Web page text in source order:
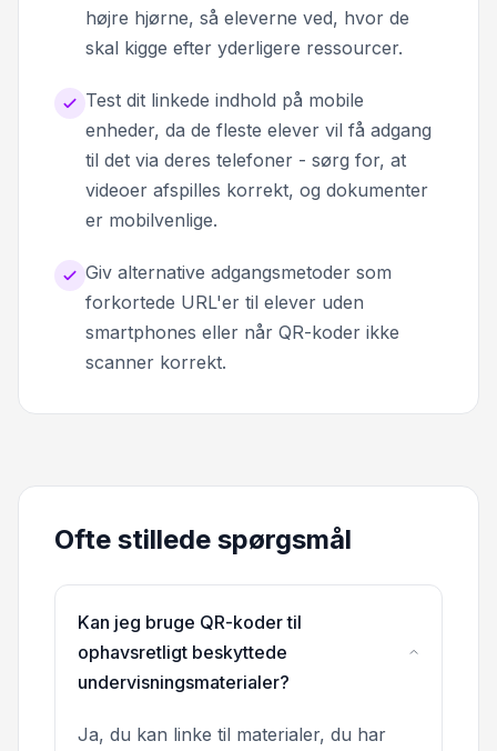
højre hjørne, så eleverne ved, hvor de
skal kigge efter yderligere ressourcer.
Test dit linkede indhold på mobile
enheder, da de fleste elever vil få adgang
til det via deres telefoner - sørg for, at
videoer afspilles korrekt, og dokumenter
er mobilvenlige.
Giv alternative adgangsmetoder som
forkortede URL'er til elever uden
smartphones eller når QR-koder ikke
scanner korrekt.
Ofte stillede spørgsmål
Kan jeg bruge QR-koder til
ophavsretligt beskyttede
undervisningsmaterialer?
Ja, du kan linke til materialer, du har